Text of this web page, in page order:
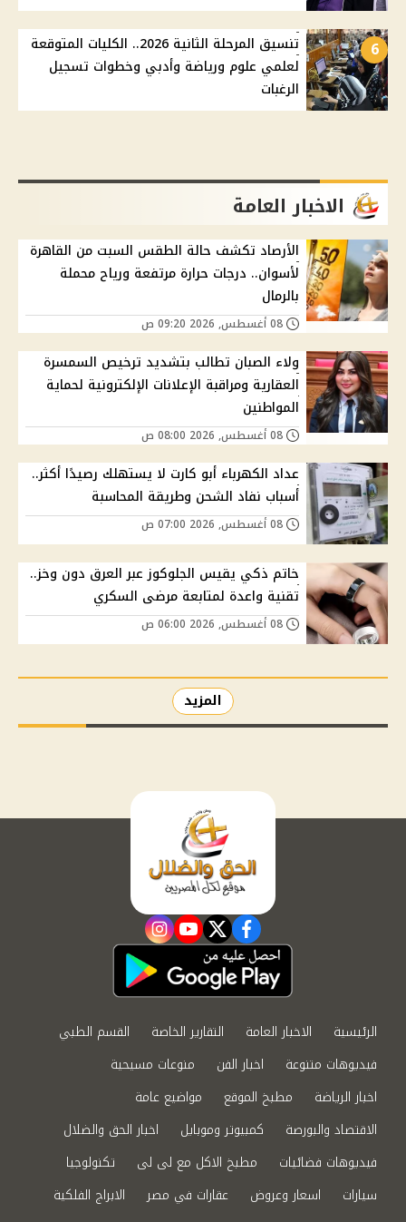
6
تنسيق المرحلة الثانية 2026.. الكليات المتوقعة
لعلمي علوم ورياضة وأدبي وخطوات تسجيل
الرغبات
الاخبار العامة
الأرصاد تكشف حالة الطقس السبت من القاهرة
لأسوان.. درجات حرارة مرتفعة ورياح محملة
بالرمال
ولاء الصبان تطالب بتشديد ترخيص السمسرة
العقارية ومراقبة الإعلانات الإلكترونية لحماية
المواطنين
عداد الكهرباء أبو كارت لا يستهلك رصيدًا أكثر..
أسباب نفاد الشحن وطريقة المحاسبة
خاتم ذكي يقيس الجلوكوز عبر العرق دون وخز..
تقنية واعدة لمتابعة مرضى السكري
المزيد
facebook
twitter
youtube
instagram
الرئيسية الاخبار العامة التقارير الخاصة
القسم الطبي
فيديوهات متنوعة
اخبار الفن
منوعات مسيحية
اخبار الرياضة
مطبخ الموقع
مواضيع عامة
الاقتصاد والبورصة
كمبيوتر وموبايل
اخبار الحق والضلال
فيديوهات فضائيات
مطبخ الاكل مع لى لى
تكنولوجيا
سيارات
اسعار وعروض عقارات في مصر
الابراج الفلكية